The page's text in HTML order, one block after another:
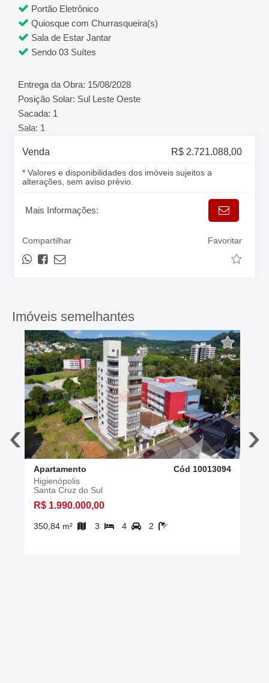
Portão Eletrônico
Quiosque com Churrasqueira(s)
Sala de Estar Jantar
Sendo 03 Suítes
Entrega da Obra: 15/08/2028
Posição Solar: Sul Leste Oeste
Sacada: 1
Sala: 1
Venda R$ 2.721.088,00
* Valores e disponibilidades dos imóveis sujeitos a
alterações, sem aviso prévio.
Mais Informações:
Compartilhar Favoritar
Imóveis semelhantes
‹
Apartamento
Cód 10013094
Higienópolis
Santa Cruz do Sul
R$ 1.990.000,00
350,84 m² 3 4 2
›